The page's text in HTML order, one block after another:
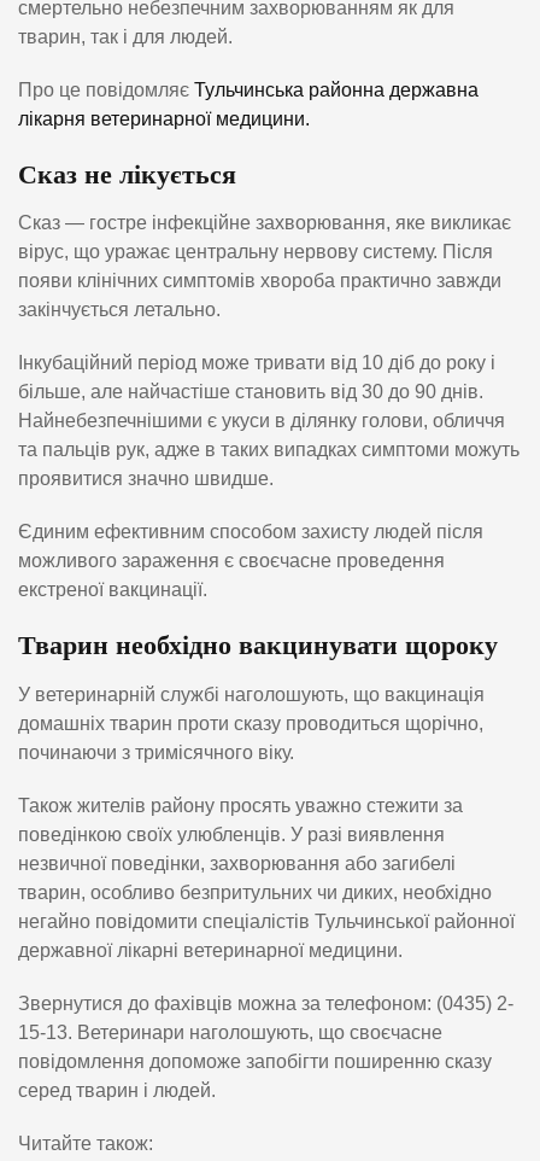
смертельно небезпечним захворюванням як для
тварин, так і для людей.
Про це повідомляє Тульчинська районна державна
лікарня ветеринарної медицини.
Сказ не лікується
Сказ — гостре інфекційне захворювання, яке викликає
вірус, що уражає центральну нервову систему. Після
появи клінічних симптомів хвороба практично завжди
закінчується летально.
Інкубаційний період може тривати від 10 діб до року і
більше, але найчастіше становить від 30 до 90 днів.
Найнебезпечнішими є укуси в ділянку голови, обличчя
та пальців рук, адже в таких випадках симптоми можуть
проявитися значно швидше.
Єдиним ефективним способом захисту людей після
можливого зараження є своєчасне проведення
екстреної вакцинації.
Тварин необхідно вакцинувати щороку
У ветеринарній службі наголошують, що вакцинація
домашніх тварин проти сказу проводиться щорічно,
починаючи з тримісячного віку.
Також жителів району просять уважно стежити за
поведінкою своїх улюбленців. У разі виявлення
незвичної поведінки, захворювання або загибелі
тварин, особливо безпритульних чи диких, необхідно
негайно повідомити спеціалістів Тульчинської районної
державної лікарні ветеринарної медицини.
Звернутися до фахівців можна за телефоном: (0435) 2-
15-13. Ветеринари наголошують, що своєчасне
повідомлення допоможе запобігти поширенню сказу
серед тварин і людей.
Читайте також: